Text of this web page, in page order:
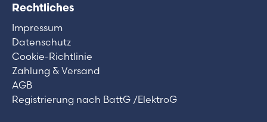
Rechtliches
Impressum
Datenschutz
Cookie-Richtlinie
Zahlung & Versand
AGB
Registrierung nach BattG /ElektroG